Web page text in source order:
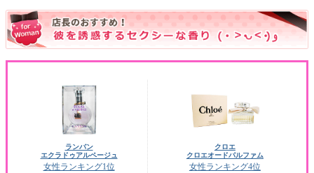
ランバン
エクラドゥアルページュ
女性ランキング1位
クロエ
クロエオードパルファム
女性ランキング4位